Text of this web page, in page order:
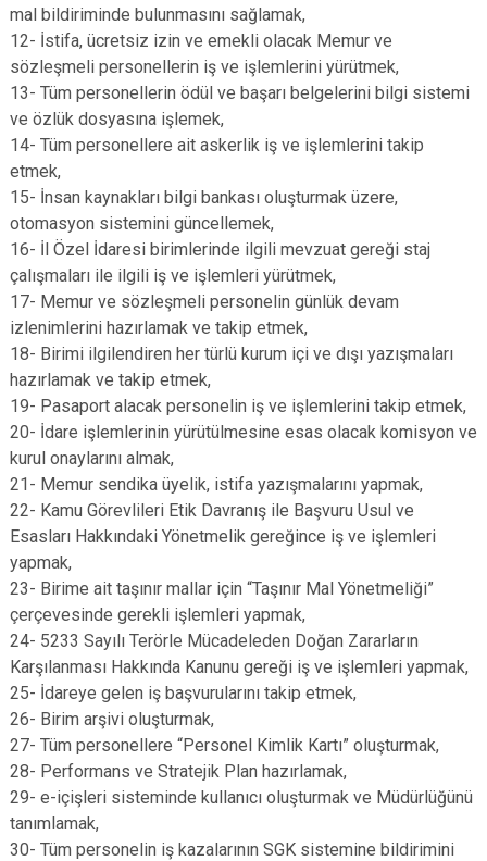
mal bildiriminde bulunmasını sağlamak,
12- İstifa, ücretsiz izin ve emekli olacak Memur ve
sözleşmeli personellerin iş ve işlemlerini yürütmek,
13- Tüm personellerin ödül ve başarı belgelerini bilgi sistemi
ve özlük dosyasına işlemek,
14- Tüm personellere ait askerlik iş ve işlemlerini takip
etmek,
15- İnsan kaynakları bilgi bankası oluşturmak üzere,
otomasyon sistemini güncellemek,
16- İl Özel İdaresi birimlerinde ilgili mevzuat gereği staj
çalışmaları ile ilgili iş ve işlemleri yürütmek,
17- Memur ve sözleşmeli personelin günlük devam
izlenimlerini hazırlamak ve takip etmek,
18- Birimi ilgilendiren her türlü kurum içi ve dışı yazışmaları
hazırlamak ve takip etmek,
19- Pasaport alacak personelin iş ve işlemlerini takip etmek,
20- İdare işlemlerinin yürütülmesine esas olacak komisyon ve
kurul onaylarını almak,
21- Memur sendika üyelik, istifa yazışmalarını yapmak,
22- Kamu Görevlileri Etik Davranış ile Başvuru Usul ve
Esasları Hakkındaki Yönetmelik gereğince iş ve işlemleri
yapmak,
23- Birime ait taşınır mallar için “Taşınır Mal Yönetmeliği”
çerçevesinde gerekli işlemleri yapmak,
24- 5233 Sayılı Terörle Mücadeleden Doğan Zararların
Karşılanması Hakkında Kanunu gereği iş ve işlemleri yapmak,
25- İdareye gelen iş başvurularını takip etmek,
26- Birim arşivi oluşturmak,
27- Tüm personellere “Personel Kimlik Kartı” oluşturmak,
28- Performans ve Stratejik Plan hazırlamak,
29- e-içişleri sisteminde kullanıcı oluşturmak ve Müdürlüğünü
tanımlamak,
30- Tüm personelin iş kazalarının SGK sistemine bildirimini